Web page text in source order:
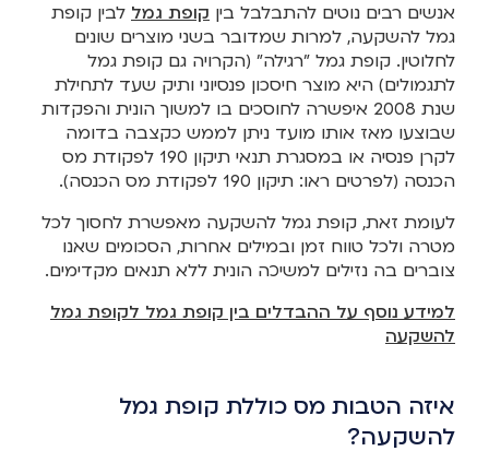
אנשים רבים נוטים להתבלבל בין קופת גמל לבין קופת
גמל להשקעה, למרות שמדובר בשני מוצרים שונים
לחלוטין. קופת גמל "רגילה" (הקרויה גם קופת גמל
לתגמולים) היא מוצר חיסכון פנסיוני ותיק שעד לתחילת
שנת 2008 איפשרה לחוסכים בו למשוך הונית והפקדות
שבוצעו מאז אותו מועד ניתן לממש כקצבה בדומה
לקרן פנסיה או במסגרת תנאי תיקון 190 לפקודת מס
הכנסה (לפרטים ראו: תיקון 190 לפקודת מס הכנסה).
לעומת זאת, קופת גמל להשקעה מאפשרת לחסוך לכל
מטרה ולכל טווח זמן ובמילים אחרות, הסכומים שאנו
צוברים בה נזילים למשיכה הונית ללא תנאים מקדימים.
למידע נוסף על ההבדלים בין קופת גמל לקופת גמל
להשקעה
איזה הטבות מס כוללת קופת גמל
להשקעה?